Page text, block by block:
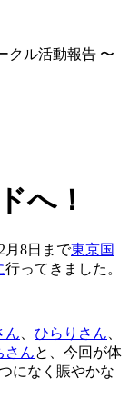
クル活動報告 〜
へ！
月8日まで東京国
行ってきました。
ん ひらりさん
さんと、今回が体
になく賑やかな